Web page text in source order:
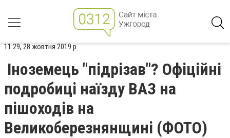
11:29, 28 жовтня 2019 р.
Іноземець "підрізав"? Офіційні
подробиці наїзду ВАЗ на
пішоходів на
Великоберезнянщині (ФОТО)